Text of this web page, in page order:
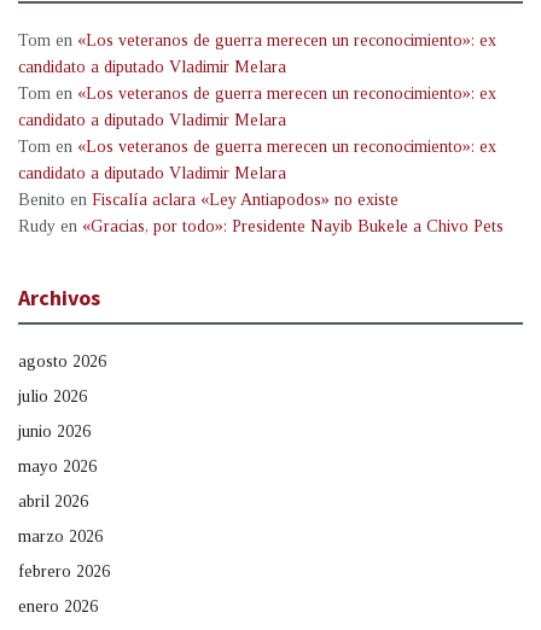
Tom en «Los veteranos de guerra merecen un reconocimiento»: ex
candidato a diputado Vladimir Melara
Tom en «Los veteranos de guerra merecen un reconocimiento»: ex
candidato a diputado Vladimir Melara
Tom en «Los veteranos de guerra merecen un reconocimiento»: ex
candidato a diputado Vladimir Melara
Benito en Fiscalía aclara «Ley Antiapodos» no existe
Rudy en «Gracias, por todo»: Presidente Nayib Bukele a Chivo Pets
Archivos
agosto 2026
julio 2026
junio 2026
mayo 2026
abril 2026
marzo 2026
febrero 2026
enero 2026